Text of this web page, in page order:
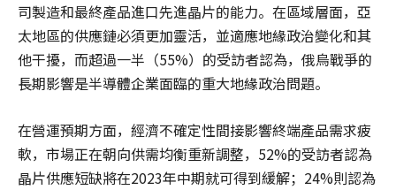
司製造和最終產品進口先進晶片的能力。在區域層面，亞
太地區的供應鏈必須更加靈活，並適應地緣政治變化和其
他干擾，而超過一半（55%）的受訪者認為，俄烏戰爭的
長期影響是半導體企業面臨的重大地緣政治問題。
在營運預期方面，經濟不確定性間接影響終端產品需求疲
軟，市場正在朝向供需均衡重新調整，52%的受訪者認為
晶片供應短缺將在2023年中期就可得到緩解；24%則認為